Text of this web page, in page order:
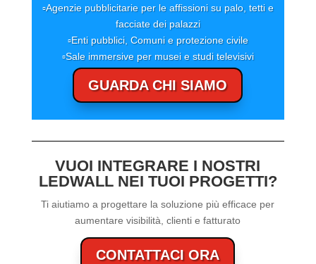
▫️Agenzie pubblicitarie per le affissioni su palo, tetti e
facciate dei palazzi
▫️Enti pubblici, Comuni e protezione civile
▫️Sale immersive per musei e studi televisivi
GUARDA CHI SIAMO
VUOI INTEGRARE I NOSTRI
LEDWALL NEI TUOI PROGETTI?
Ti aiutiamo a progettare la soluzione più efficace per
aumentare visibilità, clienti e fatturato
CONTATTACI ORA